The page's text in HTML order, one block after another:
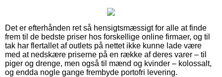
Det er efterhånden ret så hensigtsmæssigt for alle at finde
frem til de bedste priser hos forskellige online firmaer, og til
tak har flertallet af outlets på nettet ikke kunne lade være
med at nedskære priserne på en række af deres varer – til
piger og drenge, men også til mænd og kvinder – kolossalt,
og endda nogle gange frembyde portofri levering.